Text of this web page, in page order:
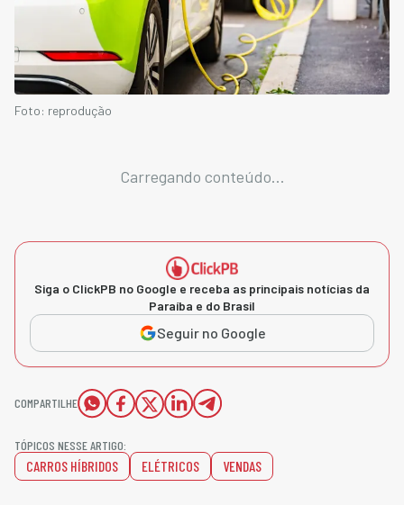
Foto: reprodução
Carregando conteúdo...
Siga o ClickPB no Google e receba as principais notícias da
Paraíba e do Brasil
Seguir no Google
COMPARTILHE
TÓPICOS NESSE ARTIGO:
CARROS HÍBRIDOS ELÉTRICOS VENDAS